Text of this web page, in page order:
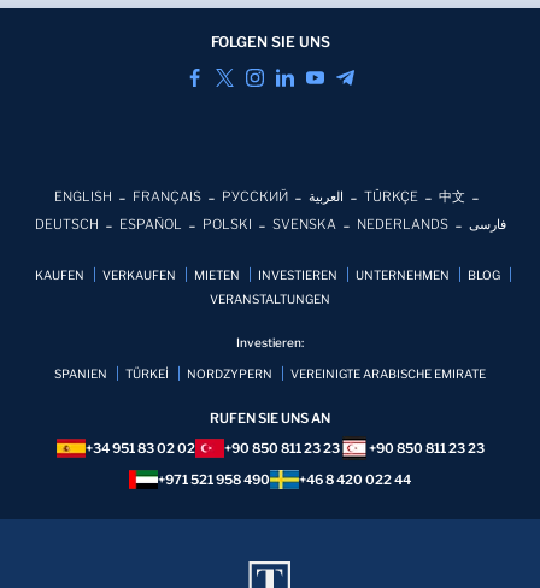
FOLGEN SIE UNS
ENGLISH FRANÇAIS РУССКИЙ العربية TÜRKÇE
中文
DEUTSCH
ESPAÑOL POLSKI SVENSKA NEDERLANDS فارسی
KAUFEN VERKAUFEN MIETEN INVESTIEREN UNTERNEHMEN
BLOG
VERANSTALTUNGEN
Investieren:
SPANIEN TÜRKEİ NORDZYPERN VEREINIGTE ARABISCHE EMIRATE
RUFEN SIE UNS AN
+34 951 83 02 02
+90 850 811 23 23
+90 850 811 23 23
+971 521 958 490
+46 8 420 022 44